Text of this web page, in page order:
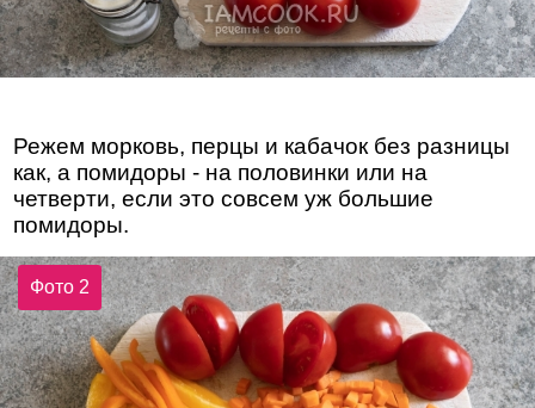
Режем морковь, перцы и кабачок без разницы
как, а помидоры - на половинки или на
четверти, если это совсем уж большие
помидоры.
Фото 2